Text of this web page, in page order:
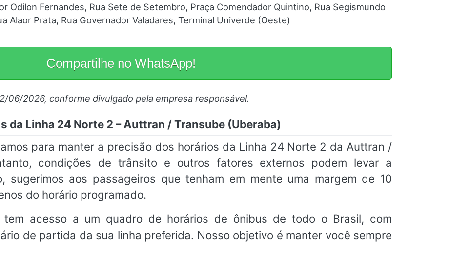
Odilon Fernandes, Rua Sete de Setembro, Praça Comendador Quintino, Rua Segismundo
Alaor Prata, Rua Governador Valadares, Terminal Univerde (Oeste)
Compartilhe no WhatsApp!
06/2026, conforme divulgado pela empresa responsável.
da Linha 24 Norte 2 – Auttran / Transube (Uberaba)
para manter a precisão dos horários da Linha 24 Norte 2 da Auttran /
condições de trânsito e outros fatores externos podem levar a
sugerimos aos passageiros que tenham em mente uma margem de 10
do horário programado.
tem acesso a um quadro de horários de ônibus de todo o Brasil, com
de partida da sua linha preferida. Nosso objetivo é manter você sempre